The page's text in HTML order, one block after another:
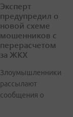
Эксперт
предупредил о
новой схеме
мошенников с
перерасчетом
за ЖКХ
Злоумышленники
рассылают
сообщения о